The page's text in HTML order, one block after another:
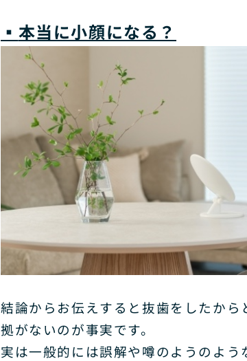
▪️ 本当に小顔になる？
結論からお伝えすると抜歯をしたか
拠がないのが事実です。
実は一般的には誤解や噂のようのよ